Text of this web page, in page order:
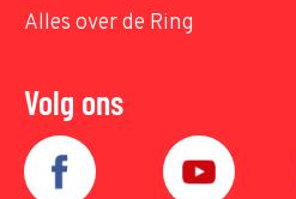
Alles over de Ring
Volg ons